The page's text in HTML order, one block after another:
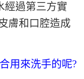
經過第三方實
膚和口腔造成
用來洗手的呢?